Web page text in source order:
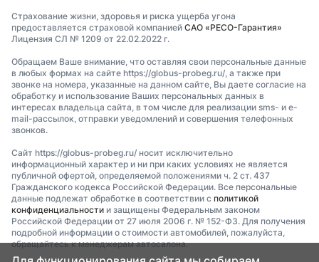
Страхование жизни, здоровья и риска ущерба угона
предоставляется страховой компанией САО «РЕСО-Гарантия»
Лицензия СЛ № 1209 от 22.02.2022 г.
Обращаем Ваше внимание, что оставляя свои персональные данные
в любых формах на сайте https://globus-probeg.ru/, а также при
звонке на номера, указанные на данном сайте, Вы даете согласие на
обработку и использование Ваших персональных данных в
интересах владельца сайта, в том числе для реализации sms- и e-
mail-рассылок, отправки уведомлений и совершения телефонных
звонков.
Сайт https://globus-probeg.ru/ носит исключительно
информационный характер и ни при каких условиях не является
публичной офертой, определяемой положениями ч. 2 ст. 437
Гражданского кодекса Российской Федерации. Все персональные
данные подлежат обработке в соответствии с политикой
конфиденциальности и защищены Федеральным законом
Российской Федерации от 27 июля 2006 г. № 152-ФЗ. Для получения
подробной информации о стоимости автомобилей, пожалуйста,
обращайтесь к менеджерам автосалона.